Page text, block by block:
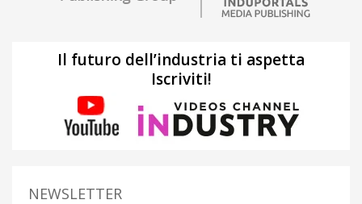
Il futuro dell’industria ti aspetta
Iscriviti!
NEWSLETTER